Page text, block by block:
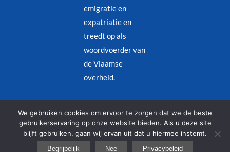
emigratie en
expatriatie en
treedt op als
woordvoerder van
de Vlaamse
overheid.
Juridische kennisgeving–Privacybeleid
© Copyright 2026 – Alle rechten voorbehouden | Designed by
Redjinn
We gebruiken cookies om ervoor te zorgen dat we de beste
gebruikerservaring op onze website bieden. Als u deze site
blijft gebruiken, gaan wij ervan uit dat u hiermee instemt.
Begrijpelijk Nee Privacybeleid